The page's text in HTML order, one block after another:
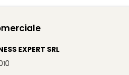
EXPERT SRL